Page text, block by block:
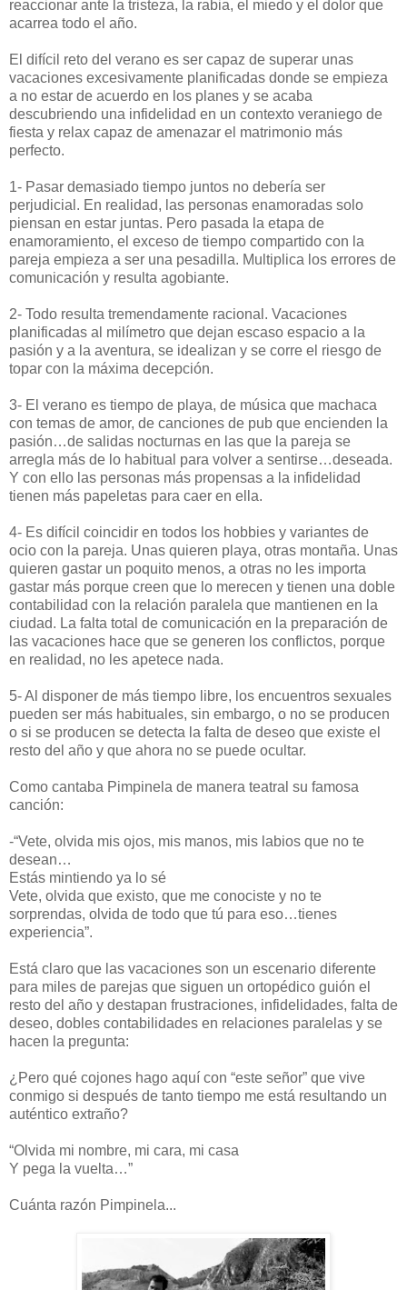
reaccionar ante la tristeza, la rabia, el miedo y el dolor que
acarrea todo el año.
El difícil reto del verano es ser capaz de superar unas
vacaciones excesivamente planificadas donde se empieza
a no estar de acuerdo en los planes y se acaba
descubriendo una infidelidad en un contexto veraniego de
fiesta y relax capaz de amenazar el matrimonio más
perfecto.
1- Pasar demasiado tiempo juntos no debería ser
perjudicial. En realidad, las personas enamoradas solo
piensan en estar juntas. Pero pasada la etapa de
enamoramiento, el exceso de tiempo compartido con la
pareja empieza a ser una pesadilla. Multiplica los errores de
comunicación y resulta agobiante.
2- Todo resulta tremendamente racional. Vacaciones
planificadas al milímetro que dejan escaso espacio a la
pasión y a la aventura, se idealizan y se corre el riesgo de
topar con la máxima decepción.
3- El verano es tiempo de playa, de música que machaca
con temas de amor, de canciones de pub que encienden la
pasión…de salidas nocturnas en las que la pareja se
arregla más de lo habitual para volver a sentirse…deseada.
Y con ello las personas más propensas a la infidelidad
tienen más papeletas para caer en ella.
4- Es difícil coincidir en todos los hobbies y variantes de
ocio con la pareja. Unas quieren playa, otras montaña. Unas
quieren gastar un poquito menos, a otras no les importa
gastar más porque creen que lo merecen y tienen una doble
contabilidad con la relación paralela que mantienen en la
ciudad. La falta total de comunicación en la preparación de
las vacaciones hace que se generen los conflictos, porque
en realidad, no les apetece nada.
5- Al disponer de más tiempo libre, los encuentros sexuales
pueden ser más habituales, sin embargo, o no se producen
o si se producen se detecta la falta de deseo que existe el
resto del año y que ahora no se puede ocultar.
Como cantaba Pimpinela de manera teatral su famosa
canción:
-“Vete, olvida mis ojos, mis manos, mis labios que no te
desean…
Estás mintiendo ya lo sé
Vete, olvida que existo, que me conociste y no te
sorprendas, olvida de todo que tú para eso…tienes
experiencia”.
Está claro que las vacaciones son un escenario diferente
para miles de parejas que siguen un ortopédico guión el
resto del año y destapan frustraciones, infidelidades, falta de
deseo, dobles contabilidades en relaciones paralelas y se
hacen la pregunta:
¿Pero qué cojones hago aquí con “este señor” que vive
conmigo si después de tanto tiempo me está resultando un
auténtico extraño?
“Olvida mi nombre, mi cara, mi casa
Y pega la vuelta…”
Cuánta razón Pimpinela...